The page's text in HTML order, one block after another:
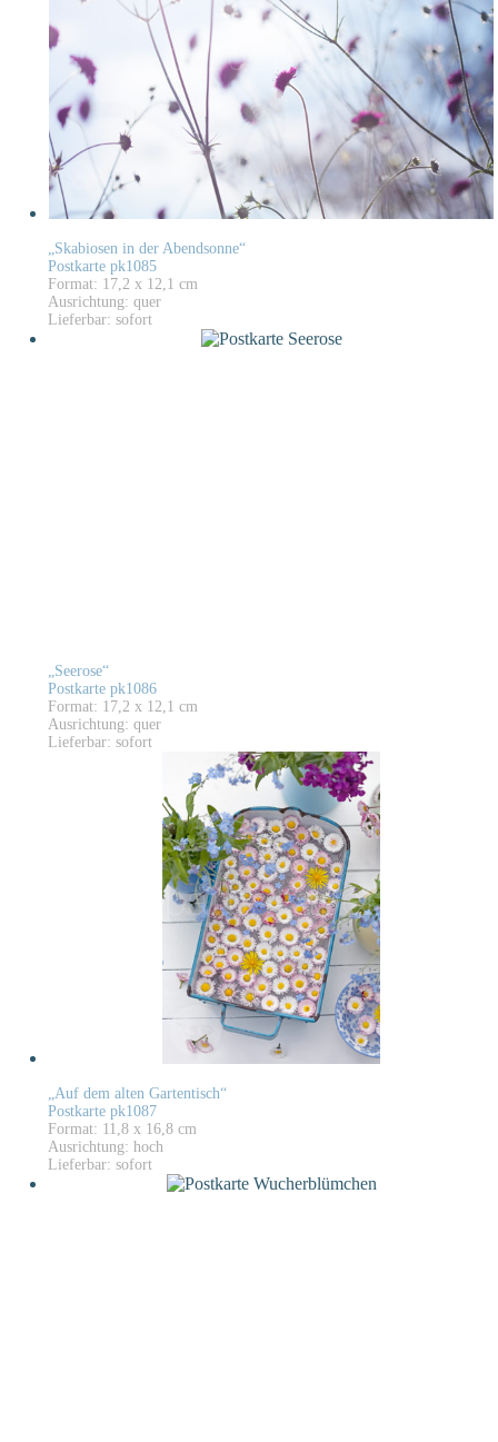
„Skabiosen in der Abendsonne“
Postkarte pk1085
Format: 17,2 x 12,1 cm
Ausrichtung: quer
Lieferbar: sofort
„Seerose“
Postkarte pk1086
Format: 17,2 x 12,1 cm
Ausrichtung: quer
Lieferbar: sofort
„Auf dem alten Gartentisch“
Postkarte pk1087
Format: 11,8 x 16,8 cm
Ausrichtung: hoch
Lieferbar: sofort